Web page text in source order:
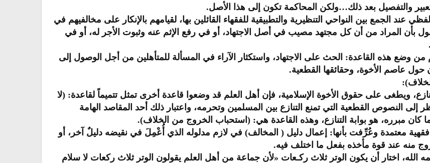
والتفصيل بعد ذلك…ولكن المحاكمة تكون إلى هذا الأصل.
عند الجمع بين النواحي التنظيرية والتطبيقية للفقهاء القائلين بها، لقيامهم بالإنكار على مخالفيهم في
بأن المراد من أن كل مجتهد مصيب في أصل الاجتهاد، أو في رفع الإثم عنه وثبوت الأجر له، أو في
من وضع هذه القاعدة: الحث على الاجتهاد، واستكثار الآراء في المسألة للمتأهلين من أجل الوصول إلى
حول عاصم الأخوة، وحقائقها القطعية.
ويطغى على حقوق الأخوة الإسلامية، فإن أهل العلم قد وضعوا قاعدة أخرى تمثل تتميماً لقاعدة: (لا
إلى النصوص القطعية التي تمنع التنازع بين المسلمين وتحرمه، واعتبار ذلك أحد المقاصد الهامة
كان مبرره، هو بوابة التنازع، وهذه القاعدة هي: (استحباب الخروج من الخلاف).
معتمدة وعُرِّفت بأنها: إعمال دليل ( المخالف) في لازم مدلوله الذي أُعْمِلَ في نقيضه دليلٌ آخر، أو
منه عند قوة مأخذه بفعل ما اختلف فيه.
الله، اختار أن يكون الوتر ثلاث ركـعات «لأن جماعة من أهل العلم يقولون الوتر ثلاث ركعات لا سلام